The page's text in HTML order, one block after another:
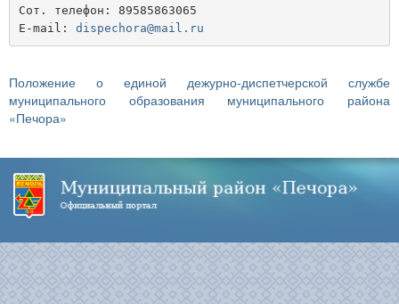
Сот. телефон: 89585863065
E-mail: dispechora@mail.ru
Положение о единой дежурно-диспетчерской службе
муниципального образования муниципального района
«Печора»